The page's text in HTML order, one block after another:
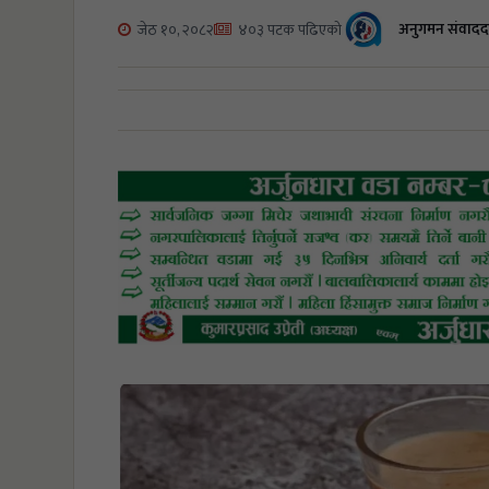
जेठ १०, २०८२ ४०३ पटक पढिएको अनुगमन